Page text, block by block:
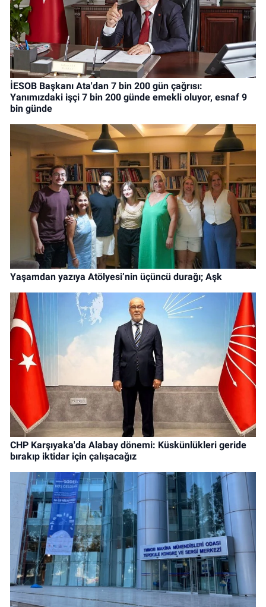
İESOB Başkanı Ata'dan 7 bin 200 gün çağrısı:
Yanımızdaki işçi 7 bin 200 günde emekli oluyor, esnaf 9
bin günde
Yaşamdan yazıya Atölyesi’nin üçüncü durağı; Aşk
CHP Karşıyaka'da Alabay dönemi: Küskünlükleri geride
bırakıp iktidar için çalışacağız